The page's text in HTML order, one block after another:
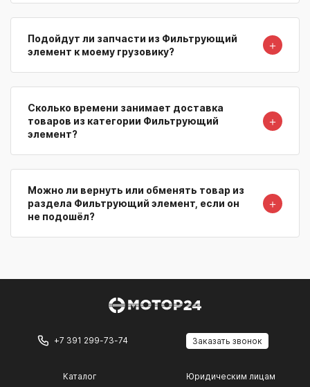
Подойдут ли запчасти из Фильтрующий
элемент к моему грузовику?
＋
Сколько времени занимает доставка
товаров из категории Фильтрующий
элемент?
＋
Можно ли вернуть или обменять товар из
раздела Фильтрующий элемент, если он
не подошёл?
＋
+7 391 299-73-74 Заказать звонок
Каталог Юридическим лицам